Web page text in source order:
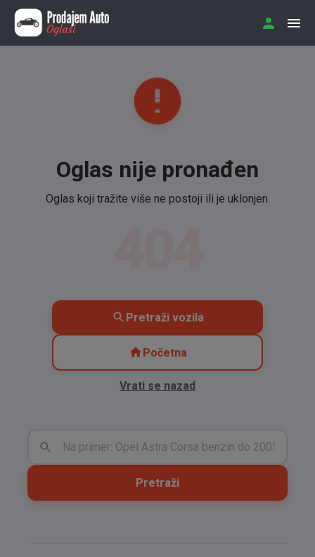
Oglas nije pronađen
Oglas koji tražite više ne postoji ili je uklonjen.
Pretraži vozila
Početna
Vrati se nazad
Pretraži